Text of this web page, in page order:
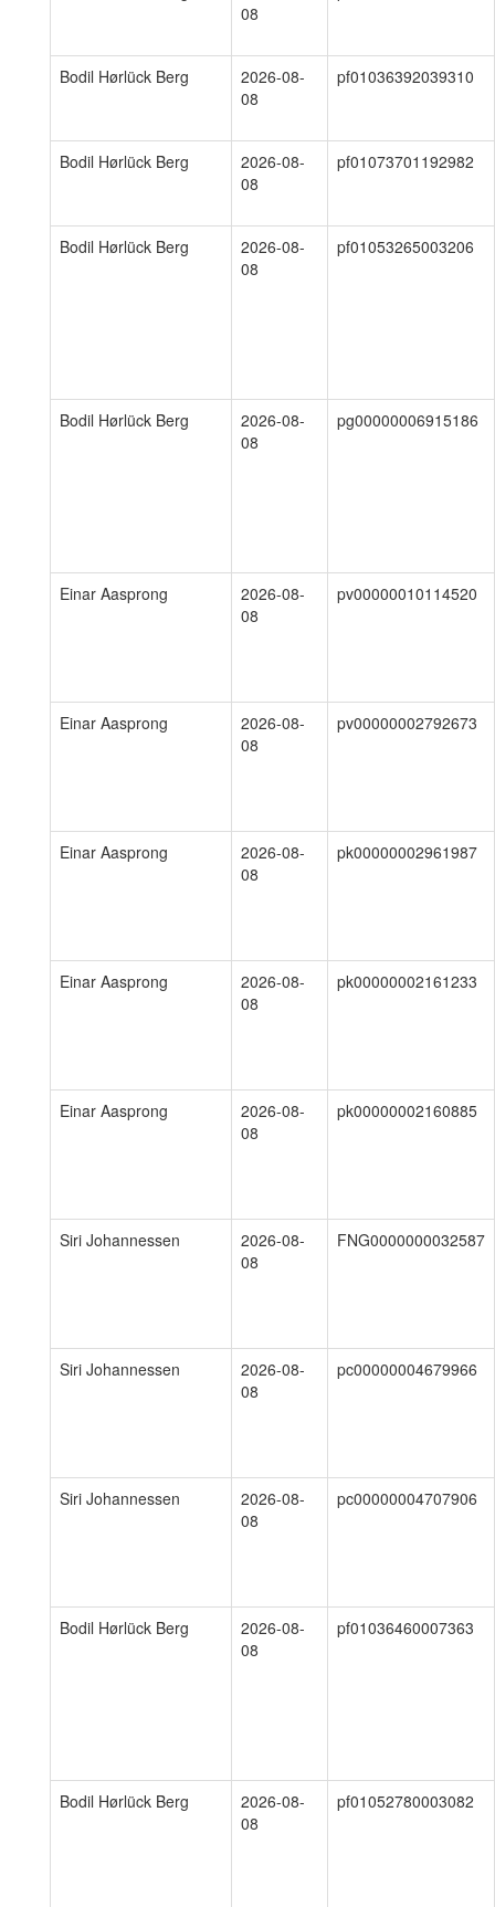
08
Bodil Hørlück Berg
2026-08-
08
pf01036392039310
Bodil Hørlück Berg
2026-08-
08
pf01073701192982
Bodil Hørlück Berg
2026-08-
08
pf01053265003206
Bodil Hørlück Berg
2026-08-
08
pg00000006915186
Einar Aasprong
2026-08-
08
pv00000010114520
Einar Aasprong
2026-08-
08
pv00000002792673
Einar Aasprong
2026-08-
08
pk00000002961987
Einar Aasprong
2026-08-
08
pk00000002161233
Einar Aasprong
2026-08-
08
pk00000002160885
Siri Johannessen
2026-08-
08
FNG0000000032587
Siri Johannessen
2026-08-
08
pc00000004679966
Siri Johannessen
2026-08-
08
pc00000004707906
Bodil Hørlück Berg
2026-08-
08
pf01036460007363
Bodil Hørlück Berg
2026-08-
08
pf01052780003082